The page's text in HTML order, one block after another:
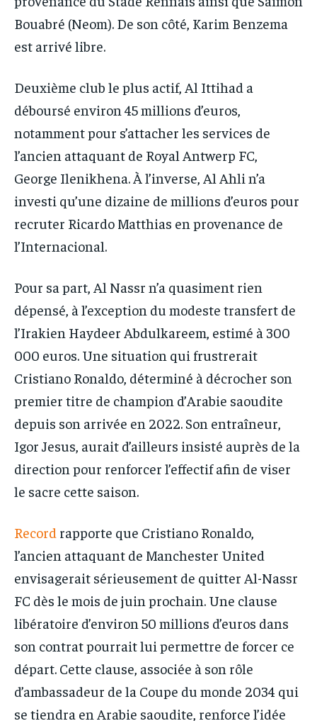
Bouabré (Neom). De son côté, Karim Benzema
est arrivé libre.
Deuxième club le plus actif, Al Ittihad a
déboursé environ 45 millions d’euros,
notamment pour s’attacher les services de
l’ancien attaquant de Royal Antwerp FC,
George Ilenikhena. À l’inverse, Al Ahli n’a
investi qu’une dizaine de millions d’euros pour
recruter Ricardo Matthias en provenance de
l’Internacional.
Pour sa part, Al Nassr n’a quasiment rien
dépensé, à l’exception du modeste transfert de
l’Irakien Haydeer Abdulkareem, estimé à 300
000 euros. Une situation qui frustrerait
Cristiano Ronaldo, déterminé à décrocher son
premier titre de champion d’Arabie saoudite
depuis son arrivée en 2022. Son entraîneur,
Igor Jesus, aurait d’ailleurs insisté auprès de la
direction pour renforcer l’effectif afin de viser
le sacre cette saison.
Record rapporte que Cristiano Ronaldo,
l’ancien attaquant de Manchester United
envisagerait sérieusement de quitter Al-Nassr
FC dès le mois de juin prochain. Une clause
libératoire d’environ 50 millions d’euros dans
son contrat pourrait lui permettre de forcer ce
départ. Cette clause, associée à son rôle
d’ambassadeur de la Coupe du monde 2034 qui
se tiendra en Arabie saoudite, renforce l’idée